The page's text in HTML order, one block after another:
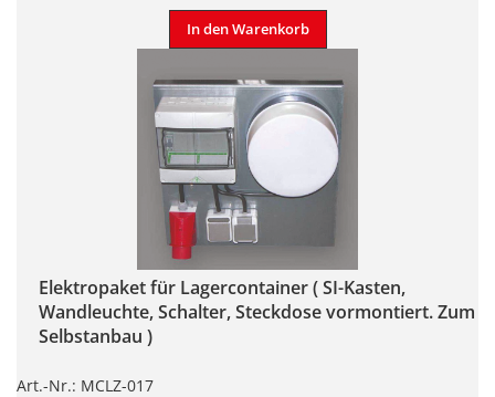
In den Warenkorb
Elektropaket für Lagercontainer ( SI-Kasten,
Wandleuchte, Schalter, Steckdose vormontiert. Zum
Selbstanbau )
Art.-Nr.: MCLZ-017